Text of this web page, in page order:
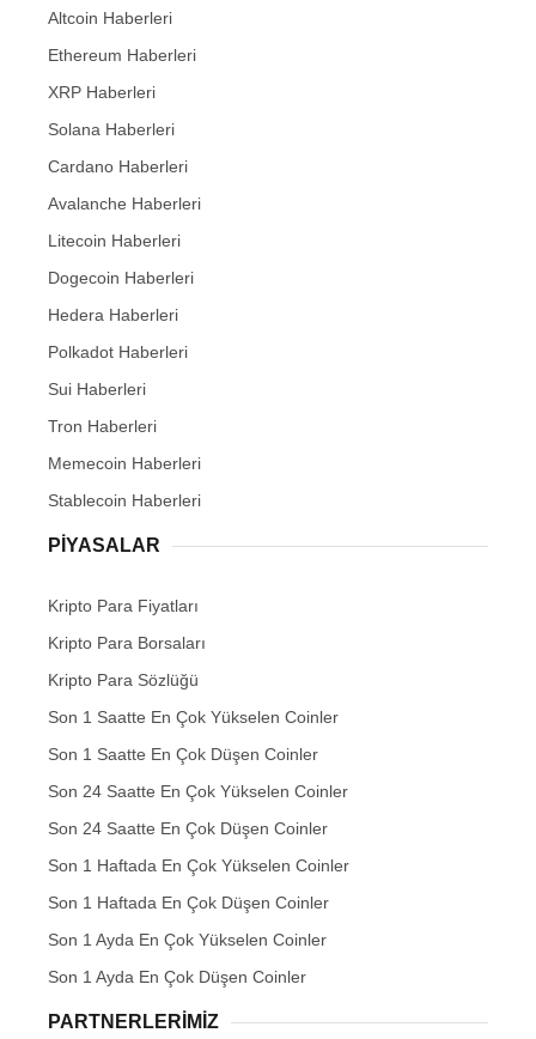
Altcoin Haberleri
Ethereum Haberleri
XRP Haberleri
Solana Haberleri
Cardano Haberleri
Avalanche Haberleri
Litecoin Haberleri
Dogecoin Haberleri
Hedera Haberleri
Polkadot Haberleri
Sui Haberleri
Tron Haberleri
Memecoin Haberleri
Stablecoin Haberleri
PIYASALAR
Kripto Para Fiyatları
Kripto Para Borsaları
Kripto Para Sözlüğü
Son 1 Saatte En Çok Yükselen Coinler
Son 1 Saatte En Çok Düşen Coinler
Son 24 Saatte En Çok Yükselen Coinler
Son 24 Saatte En Çok Düşen Coinler
Son 1 Haftada En Çok Yükselen Coinler
Son 1 Haftada En Çok Düşen Coinler
Son 1 Ayda En Çok Yükselen Coinler
Son 1 Ayda En Çok Düşen Coinler
PARTNERLERIMIZ